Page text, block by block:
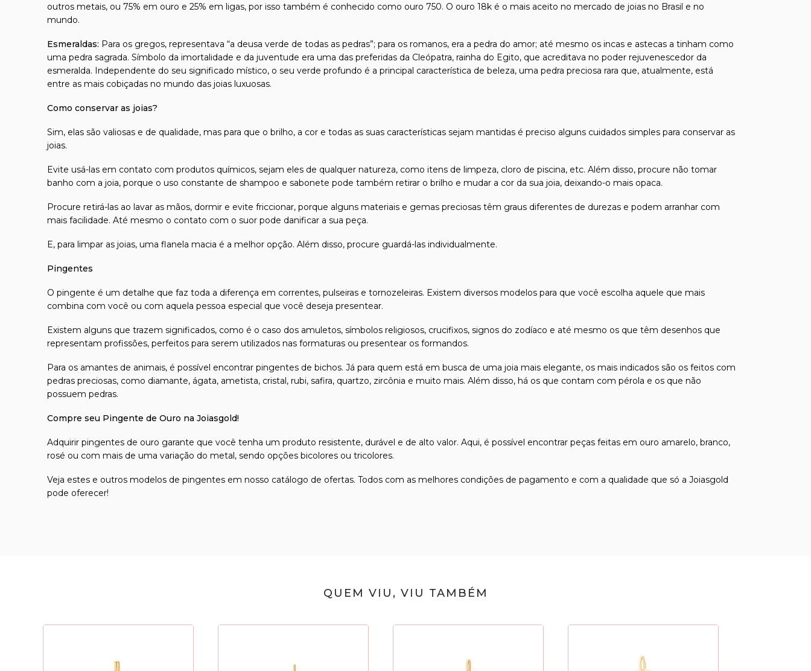
outros metais, ou 75% em ouro e 25% em ligas, por isso também é conhecido como ouro 750. O ouro 18k é o mais aceito no mercado de joias no Brasil e no
mundo.
Esmeraldas: Para os gregos, representava “a deusa verde de todas as pedras”; para os romanos, era a pedra do amor; até mesmo os incas e astecas a tinham como
uma pedra sagrada. Símbolo da imortalidade e da juventude era uma das preferidas da Cleópatra, rainha do Egito, que acreditava no poder rejuvenescedor da
esmeralda. Independente do seu significado místico, o seu verde profundo é a principal característica de beleza, uma pedra preciosa rara que, atualmente, está
entre as mais cobiçadas no mundo das joias luxuosas.
Como conservar as joias?
Sim, elas são valiosas e de qualidade, mas para que o brilho, a cor e todas as suas características sejam mantidas é preciso alguns cuidados simples para conservar as
joias.
Evite usá-las em contato com produtos químicos, sejam eles de qualquer natureza, como itens de limpeza, cloro de piscina, etc. Além disso, procure não tomar
banho com a joia, porque o uso constante de shampoo e sabonete pode também retirar o brilho e mudar a cor da sua joia, deixando-o mais opaca.
Procure retirá-las ao lavar as mãos, dormir e evite friccionar, porque alguns materiais e gemas preciosas têm graus diferentes de durezas e podem arranhar com
mais facilidade. Até mesmo o contato com o suor pode danificar a sua peça.
E, para limpar as joias, uma flanela macia é a melhor opção. Além disso, procure guardá-las individualmente.
Pingentes
O pingente é um detalhe que faz toda a diferença em correntes, pulseiras e tornozeleiras. Existem diversos modelos para que você escolha aquele que mais
combina com você ou com aquela pessoa especial que você deseja presentear.
Existem alguns que trazem significados, como é o caso dos amuletos, símbolos religiosos, crucifixos, signos do zodíaco e até mesmo os que têm desenhos que
representam profissões, perfeitos para serem utilizados nas formaturas ou presentear os formandos.
Para os amantes de animais, é possível encontrar pingentes de bichos. Já para quem está em busca de uma joia mais elegante, os mais indicados são os feitos com
pedras preciosas, como diamante, ágata, ametista, cristal, rubi, safira, quartzo, zircônia e muito mais. Além disso, há os que contam com pérola e os que não
possuem pedras.
Compre seu Pingente de Ouro na Joiasgold!
Adquirir pingentes de ouro garante que você tenha um produto resistente, durável e de alto valor. Aqui, é possível encontrar peças feitas em ouro amarelo, branco,
rosé ou com mais de uma variação do metal, sendo opções bicolores ou tricolores.
Veja estes e outros modelos de pingentes em nosso catálogo de ofertas. Todos com as melhores condições de pagamento e com a qualidade que só a Joiasgold
pode oferecer!
QUEM VIU, VIU TAMBÉM